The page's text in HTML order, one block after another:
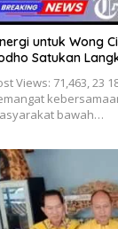
untuk Wong
Satukan
Views: 71,463, 23
bawah…